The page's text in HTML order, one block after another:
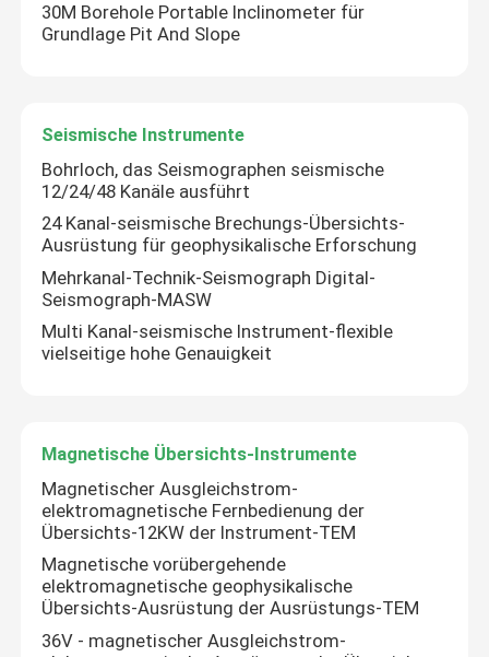
Startseite
Über uns
Fabrik Tour
Qualitätskontrolle
Geophysikalisches Erforschungs-Instrument
Geophysikalisches Widerstandskraft-Meter
Geophysikalische wohle Protokollierung
30M Borehole Portable Inclinometer für
Grundlage Pit And Slope
Seismische Instrumente
Bohrloch, das Seismographen seismische
12/24/48 Kanäle ausführt
24 Kanal-seismische Brechungs-Übersichts-
Ausrüstung für geophysikalische Erforschung
Mehrkanal-Technik-Seismograph Digital-
Seismograph-MASW
Multi Kanal-seismische Instrument-flexible
vielseitige hohe Genauigkeit
Magnetische Übersichts-Instrumente
Magnetischer Ausgleichstrom-
elektromagnetische Fernbedienung der
Übersichts-12KW der Instrument-TEM
Magnetische vorübergehende
elektromagnetische geophysikalische
Übersichts-Ausrüstung der Ausrüstungs-TEM
36V - magnetischer Ausgleichstrom-